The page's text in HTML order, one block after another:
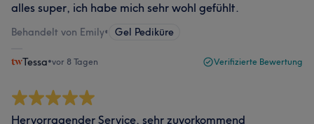
alles super, ich habe mich sehr wohl gefühlt.
Behandelt von Emily• Gel Pediküre
Tessa•vor 8 Tagen Verifizierte Bewertung
Hervorragender Service, sehr zuvorkommend